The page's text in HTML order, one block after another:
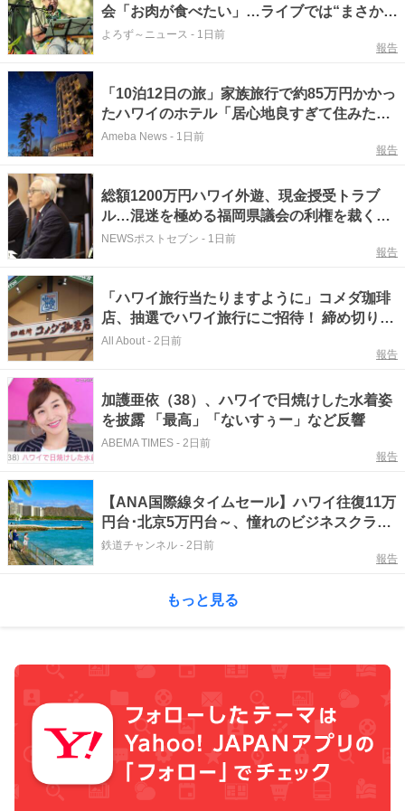
会「お肉が食べたい」…ライブでは“まさかの
アノ曲”に初挑戦！
よろず～ニュース - 1日前
報告
「10泊12日の旅」家族旅行で約85万円かかっ
たハワイのホテル「居心地良すぎて住みた
い」
Ameba News - 1日前
報告
総額1200万円ハワイ外遊、現金授受トラブ
ル…混迷を極める福岡県議会の利権を裁くべ
き“本当の第三者委員会”とは
NEWSポストセブン - 1日前
報告
「ハワイ旅行当たりますように」コメダ珈琲
店、抽選でハワイ旅行にご招待！ 締め切りは
8月11日
All About - 2日前
報告
加護亜依（38）、ハワイで日焼けした水着姿
を披露 「最高」「ないすぅー」など反響
ABEMA TIMES - 2日前
報告
【ANA国際線タイムセール】ハワイ往復11万
円台･北京5万円台～、憧れのビジネスクラス
も！来春のGW旅行まで狙える激アツ路線ま
鉄道チャンネル - 2日前
報告
もっと見る